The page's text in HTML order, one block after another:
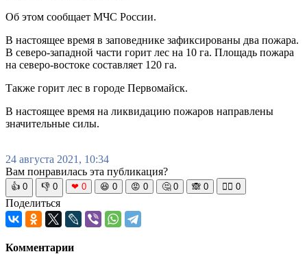
Об этом сообщает МЧС России.
В настоящее время в заповеднике зафиксированы два пожара.
В северо-западной части горит лес на 10 га. Площадь пожара
на северо-востоке составляет 120 га.
Также горит лес в городе Первомайск.
В настоящее время на ликвидацию пожаров направлены
значительные силы.
24 августа 2021, 10:34
Вам понравилась эта публикация?
👍 0 👎 0 ❤ 0 😆 0 😡 0 🤔 0 🙈 0 🧘‍♀️ 0
Поделиться
Комментарии